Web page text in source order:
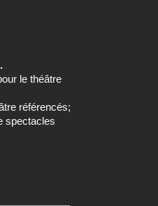
le théâtre
référencés;
spectacles